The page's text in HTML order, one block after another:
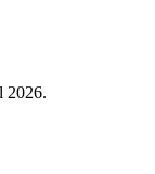
2026.